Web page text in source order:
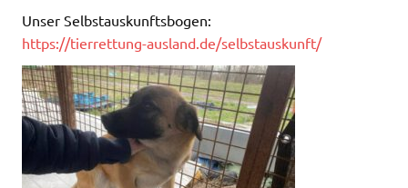
Unser Selbstauskunftsbogen:
https://tierrettung-ausland.de/selbstauskunft/